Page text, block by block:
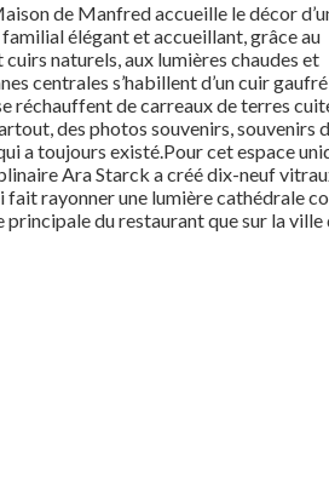
de Manfred accueille le décor
familial élégant et accueillant, grâce au
naturels, aux lumières chaudes et
centrales s’habillent d’un cuir
réchauffent de carreaux de terres
des photos souvenirs, souvenirs
a toujours existé.Pour cet espace
Ara Starck a créé dix-neuf
fait rayonner une lumière cathédrale
principale du restaurant que sur la ville